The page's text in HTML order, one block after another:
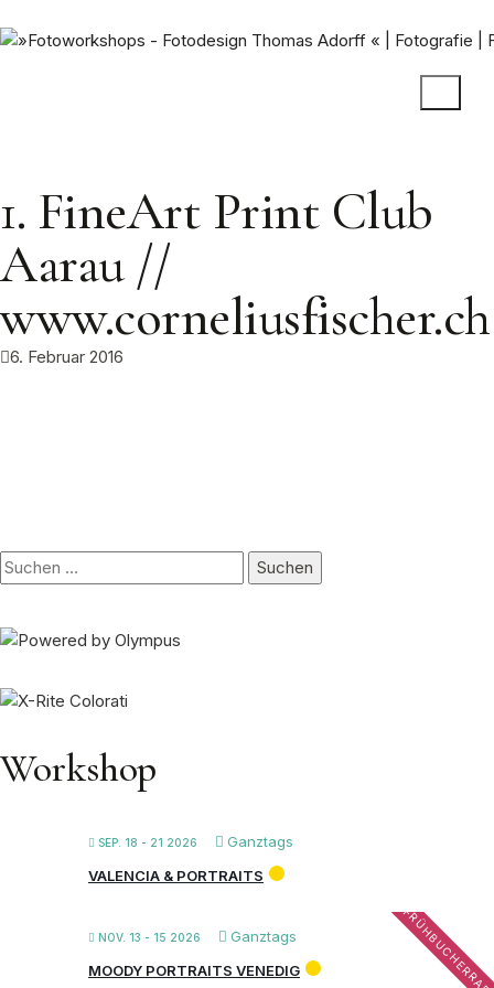
1. FineArt Print Club
Aarau //
www.corneliusfischer.ch
6. Februar 2016
Suchen
nach:
Workshop
SEP. 18 - 21 2026
Ganztags
VALENCIA & PORTRAITS
NOV. 13 - 15 2026 Ganztags
MOODY PORTRAITS VENEDIG